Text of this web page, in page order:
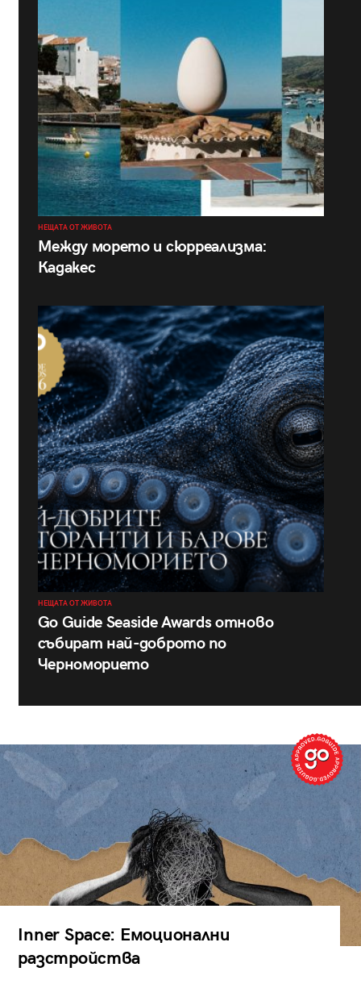
НЕЩАТА ОТ ЖИВОТА
Между морето и сюрреализма:
Кадакес
НЕЩАТА ОТ ЖИВОТА
Go Guide Seaside Awards отново
събират най-доброто по
Черноморието
Inner Space: Емоционални
разстройства